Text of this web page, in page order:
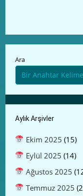
Ara
Aylık Arşivler
Ekim 2025 (15)
Eylül 2025 (14)
Ağustos 2025
Temmuz 2025